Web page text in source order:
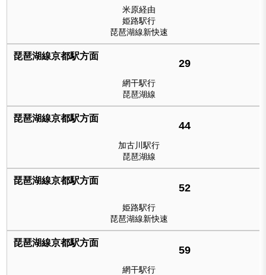
米原経由
姫路駅行
琵琶湖線新快速
29
網干駅行
琵琶湖線
44
加古川駅行
琵琶湖線
52
姫路駅行
琵琶湖線新快速
59
網干駅行